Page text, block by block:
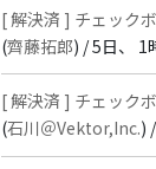
[ 解決済 ] チェック
(齊藤拓郎) /5日、 1
[ 解決済 ] チェック
(石川＠Vektor,Inc.)